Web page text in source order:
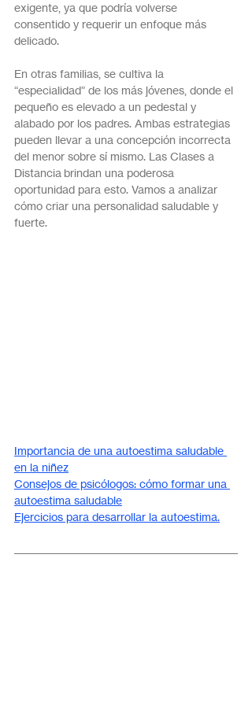
exigente, ya que podría volverse
consentido y requerir un enfoque más
delicado.
En otras familias, se cultiva la
“especialidad” de los más jóvenes, donde el
pequeño es elevado a un pedestal y
alabado por los padres. Ambas estrategias
pueden llevar a una concepción incorrecta
del menor sobre sí mismo. Las Clases a
Distancia brindan una poderosa
oportunidad para esto. Vamos a analizar
cómo criar una personalidad saludable y
fuerte.
Importancia de una autoestima saludable
en la niñez
Consejos de psicólogos: cómo formar una
autoestima saludable
Ejercicios para desarrollar la autoestima.